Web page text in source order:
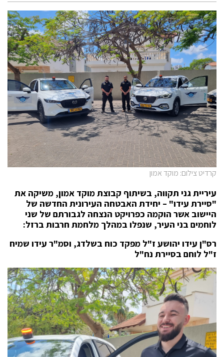
קרדיט צילום: מוקד אמון
עיריית גני תקווה, בשיתוף קבוצת מוקד אמון, משיקה את
"סיירת עידו" – יחידת האבטחה העירונית החדשה של
היישוב אשר הוקמה כפרויקט הנצחה לגבורתם של שני
לוחמים בני העיר, שנפלו במהלך מלחמת חרבות ברזל:
רס"ן עידו יהושע ז"ל מפקד כוח בשלדג, וסמ"ר עידו שמיח
ז"ל לוחם בסיירת נח"ל